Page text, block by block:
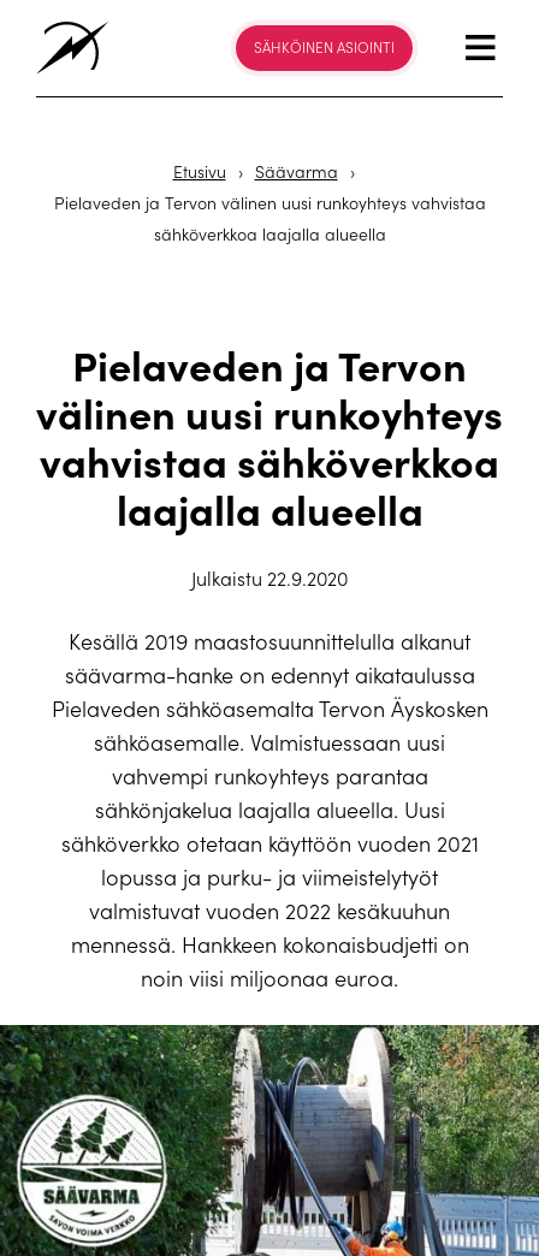
SÄHKÖINEN ASIOINTI
Etusivu › Säävarma
›
Pielaveden ja Tervon välinen uusi runkoyhteys vahvistaa
sähköverkkoa laajalla alueella
Pielaveden ja Tervon
välinen uusi runkoyhteys
vahvistaa sähköverkkoa
laajalla alueella
Julkaistu 22.9.2020
Kesällä 2019 maastosuunnittelulla alkanut
säävarma-hanke on edennyt aikataulussa
Pielaveden sähköasemalta Tervon Äyskosken
sähköasemalle. Valmistuessaan uusi
vahvempi runkoyhteys parantaa
sähkönjakelua laajalla alueella. Uusi
sähköverkko otetaan käyttöön vuoden 2021
lopussa ja purku- ja viimeistelytyöt
valmistuvat vuoden 2022 kesäkuuhun
mennessä. Hankkeen kokonaisbudjetti on
noin viisi miljoonaa euroa.